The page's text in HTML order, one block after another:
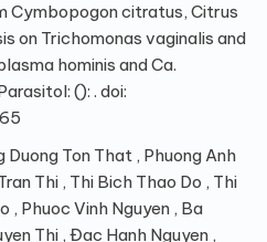
Cymbopogon citratus, Citrus
on Trichomonas vaginalis and
hominis and Ca.
(): . doi:
Duong Ton That , Phuong Anh
Thi , Thi Bich Thao Do , Thi
, Phuoc Vinh Nguyen , Ba
Thi , Đac Hanh Nguyen ,